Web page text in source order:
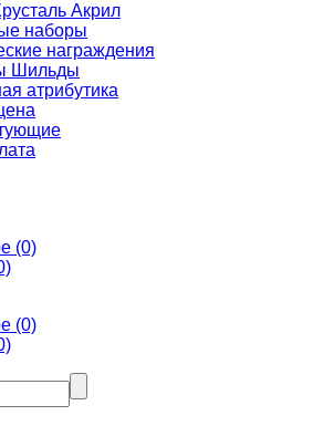
Акрил
наборы
награждения
Шильды
атрибутика
(0)
(0)